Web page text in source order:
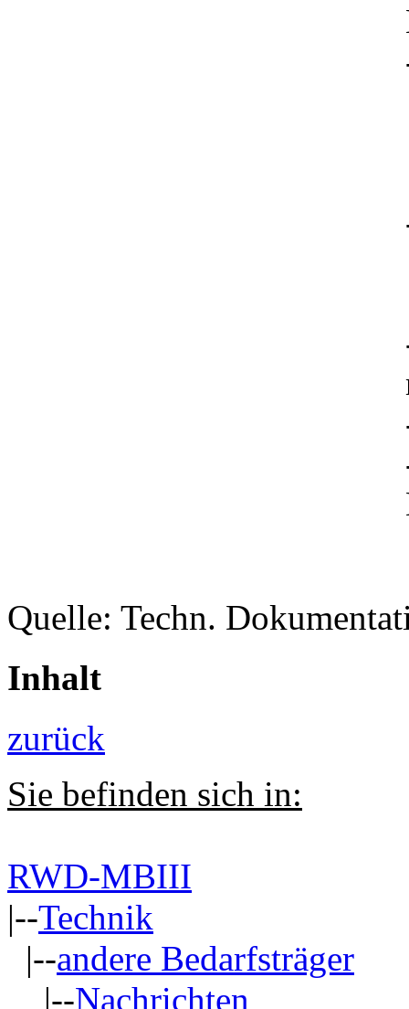
Quelle: Techn.
Inhalt
zurück
Sie befinden sich in:
RWD-MBIII
|--Technik
|--andere Bedarfsträger
|--Nachrichten